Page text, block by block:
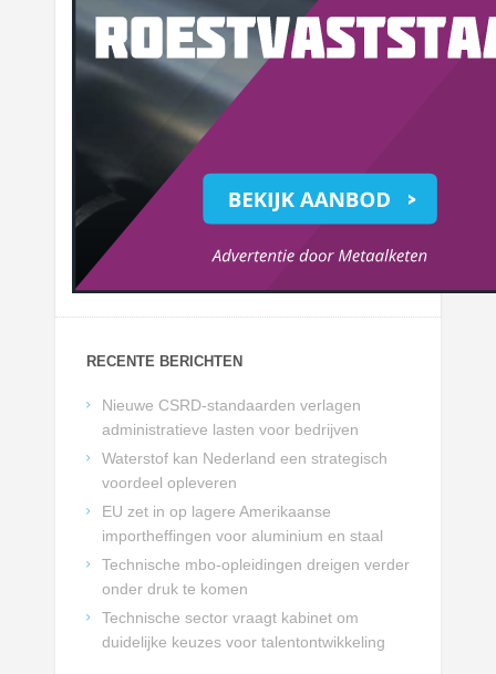
RECENTE BERICHTEN
Nieuwe CSRD-standaarden verlagen
administratieve lasten voor bedrijven
Waterstof kan Nederland een strategisch
voordeel opleveren
EU zet in op lagere Amerikaanse
importheffingen voor aluminium en staal
Technische mbo-opleidingen dreigen verder
onder druk te komen
Technische sector vraagt kabinet om
duidelijke keuzes voor talentontwikkeling